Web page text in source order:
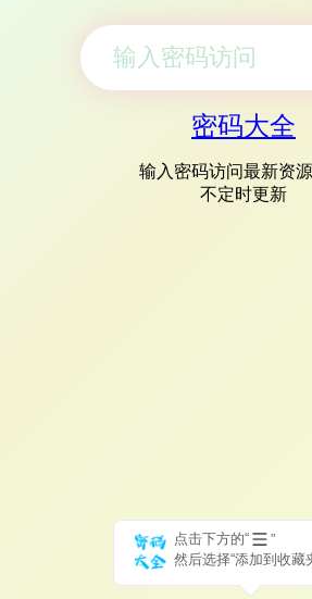
密码大全
输入密码访问最新资
不定时更新
点击下方的“
”
然后选择“添加到收藏